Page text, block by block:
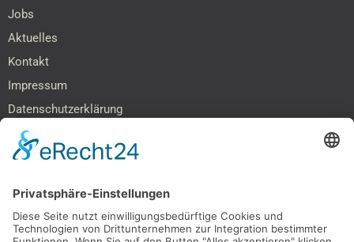
Jobs
Aktuelles
Kontakt
Impressum
Datenschutzerklärung
Barrierefreiheitserklärung